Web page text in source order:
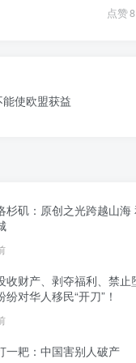
点赞8
使欧盟获益
杉矶：原创之光跨越山海
收财产、剥夺福利、禁
对华人移民“开刀”！
一耙：中国害别人破产